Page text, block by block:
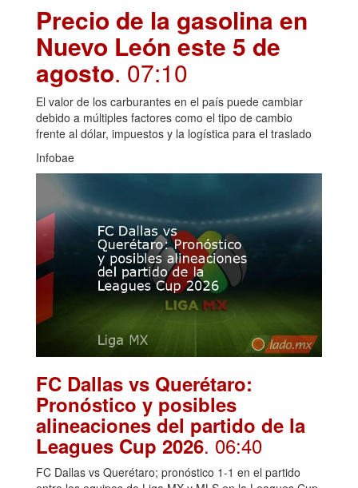
Precio de la gasolina en
Nuevo León este 5 de
agosto. 07:10
El valor de los carburantes en el país puede cambiar
debido a múltiples factores como el tipo de cambio
frente al dólar, impuestos y la logística para el traslado
Infobae
FC Dallas vs Querétaro:
Pronóstico y posibles
alineaciones del partido de la
Leagues Cup 2026. 06:40
FC Dallas vs Querétaro; pronóstico 1-1 en el partido